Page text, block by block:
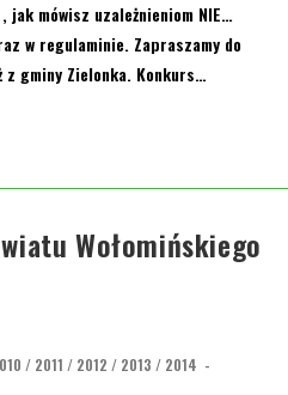
jak mówisz uzależnieniom NIE…
w regulaminie. Zapraszamy do
z gminy Zielonka. Konkurs…
Wołomińskiego
/ 2011 / 2012 / 2013 / 2014